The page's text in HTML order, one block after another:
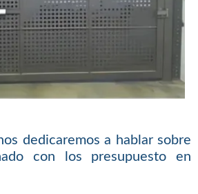
dedicaremos a hablar sobre
con los presupuesto en